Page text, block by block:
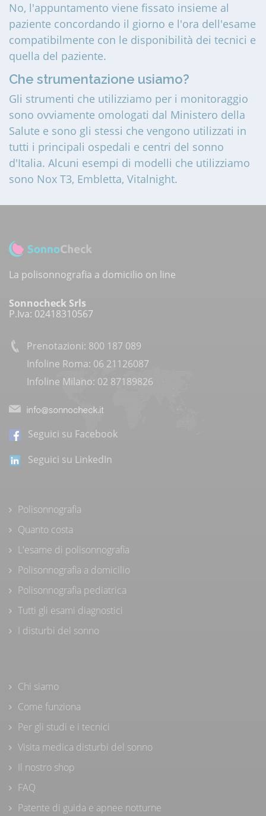
No, l'appuntamento viene fissato insieme al
paziente concordando il giorno e l'ora dell'esame
compatibilmente con le disponibilità dei tecnici e
quella del paziente.
Che strumentazione usiamo?
Gli strumenti che utilizziamo per i monitoraggio
sono ovviamente omologati dal Ministero della
Salute e sono gli stessi che vengono utilizzati in
tutti i principali ospedali e centri del sonno
d'Italia. Alcuni esempi di modelli che utilizziamo
sono Nox T3, Embletta, Vitalnight.
La polisonnografia a domicilio on line
Sonnocheck Srls
P.Iva: 02418310567
Prenotazioni: 800 187 089
Infoline Roma: 06 21126087
Infoline Milano: 02 87189826
Seguici su Facebook
Seguici su LinkedIn
Polisonnografia
Quanto costa
L'esame di polisonnografia
Polisonnografia a domicilio
Polisonnografia pediatrica
Tutti gli esami diagnostici
I disturbi del sonno
Chi siamo
Come funziona
Per gli studi e i tecnici
Visita medica disturbi del sonno
Il nostro shop
FAQ
Patente di guida e apnee notturne